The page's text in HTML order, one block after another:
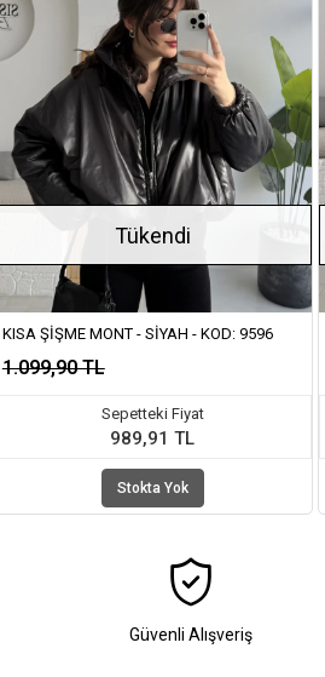
Tükendi
KISA ŞIŞME MONT - SIYAH - KOD: 9596
1.099,90 TL
Sepetteki Fiyat
989,91 TL
Stokta Yok
Güvenli Alışveriş